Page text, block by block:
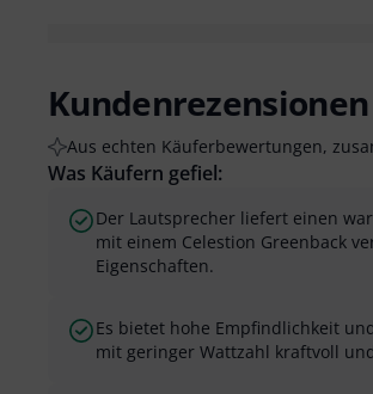
Aus echten Käuferbewertungen,
Was Käufern gefiel:
Der Lautsprecher liefert einen
mit einem Celestion Greenback
Eigenschaften.
Es bietet hohe Empfindlichkeit
mit geringer Wattzahl kraftvoll